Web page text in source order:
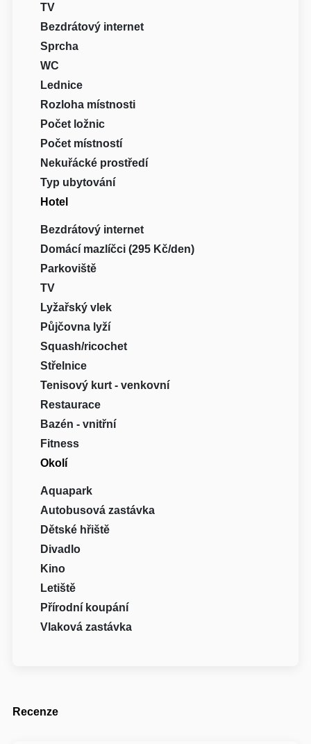
TV
Bezdrátový internet
Sprcha
WC
Lednice
Rozloha místnosti
Počet ložnic
Počet místností
Nekuřácké prostředí
Typ ubytování
Hotel
Bezdrátový internet
Domácí mazlíčci (295 Kč/den)
Parkoviště
TV
Lyžařský vlek
Půjčovna lyží
Squash/ricochet
Střelnice
Tenisový kurt - venkovní
Restaurace
Bazén - vnitřní
Fitness
Okolí
Aquapark
Autobusová zastávka
Dětské hřiště
Divadlo
Kino
Letiště
Přírodní koupání
Vlaková zastávka
Recenze